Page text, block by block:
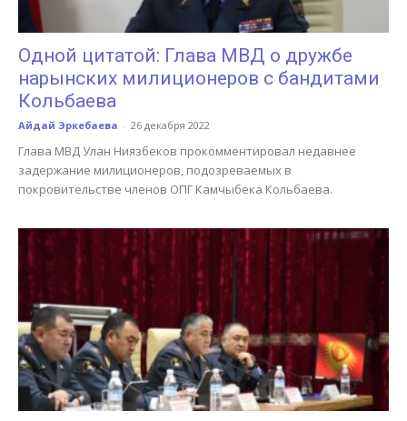
Одной цитатой: Глава МВД о дружбе
нарынских милиционеров с бандитами
Кольбаева
Айдай Эркебаева - 26 декабря 2022
Глава МВД Улан Ниязбеков прокомментировал недавнее
задержание милиционеров, подозреваемых в
покровительстве членов ОПГ Камчыбека Кольбаева.